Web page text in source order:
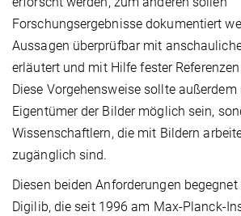
Forschungsergebnisse dokumentiert
Aussagen überprüfbar mit
erläutert und mit Hilfe fester
Diese Vorgehensweise sollte
Eigentümer der Bilder möglich sein,
Wissenschaftlern, die mit Bildern
zugänglich sind.
Diesen beiden Anforderungen
Digilib, die seit 1996 am Max-Planck-